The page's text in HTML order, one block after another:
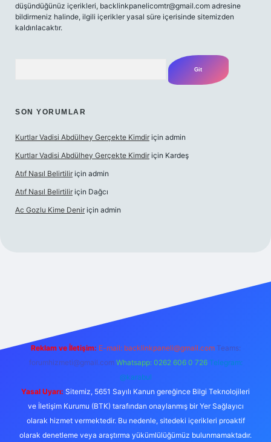
düşündüğünüz içerikleri, backlinkpanelicomtr@gmail.com adresine
bildirmeniz halinde, ilgili içerikler yasal süre içerisinde sitemizden
kaldırılacaktır.
SON YORUMLAR
Kurtlar Vadisi Abdülhey Gerçekte Kimdir için admin
Kurtlar Vadisi Abdülhey Gerçekte Kimdir için Kardeş
Atıf Nasıl Belirtilir için admin
Atıf Nasıl Belirtilir için Dağcı
Ac Gozlu Kime Denir için admin
Reklam ve İletişim: E-mail: backlinkpaneli@gmail.com Teams:
forumhizmeti@gmail.com Whatsapp: 0262 606 0 726 Telegram:
@karabul
Yasal Uyarı: Sitemiz, 5651 Sayılı Kanun gereğince Bilgi Teknolojileri
ve İletişim Kurumu (BTK) tarafından onaylanmış bir Yer Sağlayıcı
olarak hizmet vermektedir. Bu nedenle, sitedeki içerikleri proaktif
olarak denetleme veya araştırma yükümlülüğümüz bulunmamaktadır.